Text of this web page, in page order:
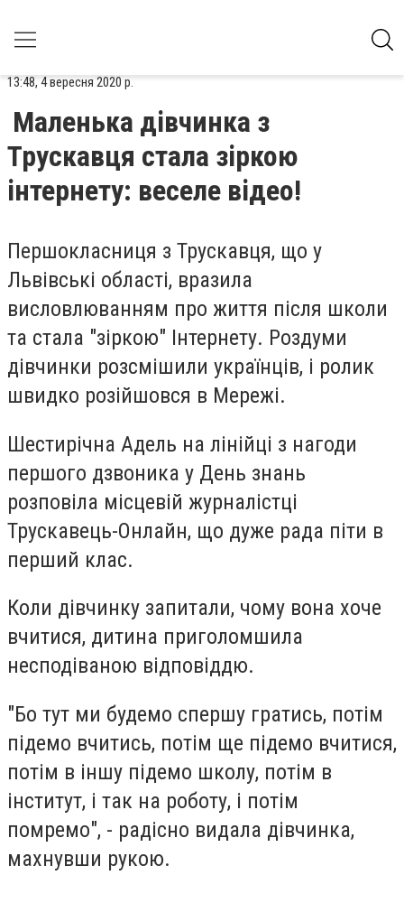
13:48, 4 вересня 2020 р.
Маленька дівчинка з
Трускавця стала зіркою
інтернету: веселе відео!
Першокласниця з Трускавця, що у
Львівські області, вразила
висловлюванням про життя після школи
та стала "зіркою" Інтернету. Роздуми
дівчинки розсмішили українців, і ролик
швидко розійшовся в Мережі.
Шестирічна Адель на лінійці з нагоди
першого дзвоника у День знань
розповіла місцевій журналістці
Трускавець-Онлайн, що дуже рада піти в
перший клас.
Коли дівчинку запитали, чому вона хоче
вчитися, дитина приголомшила
несподіваною відповіддю.
"Бо тут ми будемо спершу гратись, потім
підемо вчитись, потім ще підемо вчитися,
потім в іншу підемо школу, потім в
інститут, і так на роботу, і потім
помремо", - радісно видала дівчинка,
махнувши рукою.